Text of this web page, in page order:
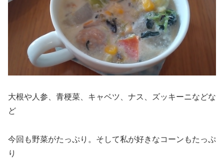
大根や人参、青梗菜、キャベツ、ナス、ズッキーニなどな
ど
今回も野菜がたっぷり。そして私が好きなコーンもたっぷ
り